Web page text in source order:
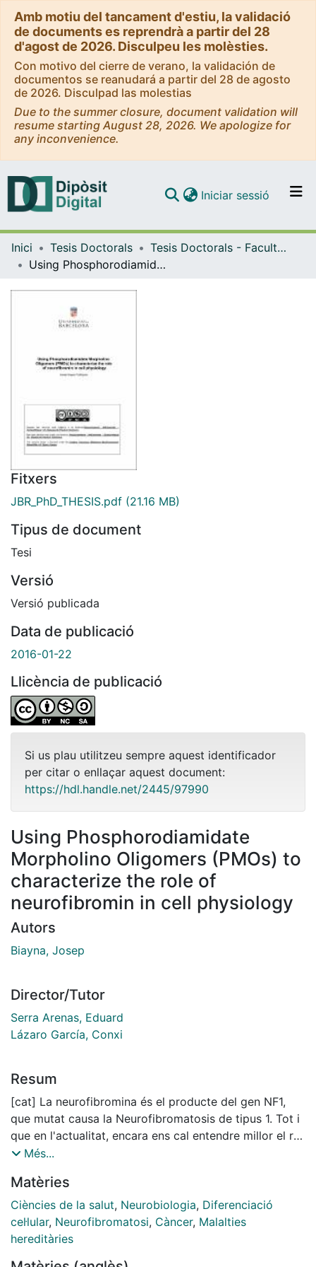
Amb motiu del tancament d'estiu, la validació
de documents es reprendrà a partir del 28
d'agost de 2026. Disculpeu les molèsties.
Con motivo del cierre de verano, la validación de
documentos se reanudará a partir del 28 de agosto
de 2026. Disculpad las molestias
Due to the summer closure, document validation will
resume starting August 28, 2026. We apologize for
any inconvenience.
Navega per tot el DD
Iniciar sessió (current)
Inici Tesis Doctorals
Tesis Doctorals - Facultat - Farmàcia
Using Phosphorodiamidate Morpholino Oligomers (PMOs) to characterize the role of neurofibromin in cell physiology
Fitxers
JBR_PhD_THESIS.pdf (21.16 MB)
Tipus de document
Tesi
Versió
Versió publicada
Data de publicació
2016-01-22
Llicència de publicació
Si us plau utilitzeu sempre aquest identificador
per citar o enllaçar aquest document:
https://hdl.handle.net/2445/97990
Using Phosphorodiamidate
Morpholino Oligomers (PMOs) to
characterize the role of
neurofibromin in cell physiology
Autors
Biayna, Josep
Director/Tutor
Serra Arenas, Eduard
Lázaro García, Conxi
Resum
[cat] La neurofibromina és el producte del gen NF1,
que mutat causa la Neurofibromatosis de tipus 1. Tot i
que en l'actualitat, encara ens cal entendre millor el rol
d'aquesta proteïna en la fisiologia cel•lular, l'activitat
caracteritzada de la neurofibromina. Aquesta funció
està regulada per l'splicing alternatiu de l'exó 23a
(E23a). En aquesta tesi ens vàrem proposar
comprendre millor el paper d'aquest splicing alternatiu
Més...
Matèries
Ciències de la salut, Neurobiologia, Diferenciació
cel·lular, Neurofibromatosi, Càncer, Malalties
hereditàries